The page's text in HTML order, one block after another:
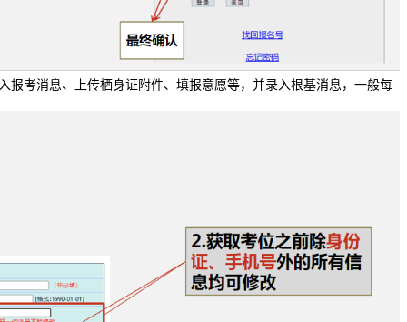
考消息、上传栖身证附件、填报意愿等，并录入根基消息，一般每